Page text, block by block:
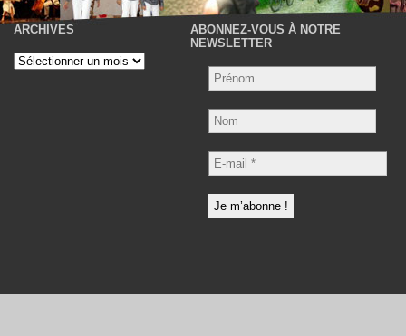
ARCHIVES
Archives
ABONNEZ-VOUS À NOTRE
NEWSLETTER
Nom
E-
mail
*